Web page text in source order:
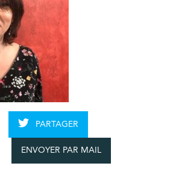
PARTAGER
ENVOYER PAR MAIL